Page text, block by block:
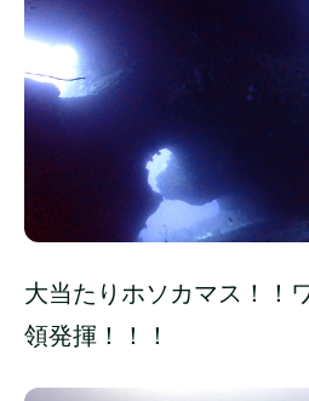
大当たりホソカマス！！
領発揮！！！